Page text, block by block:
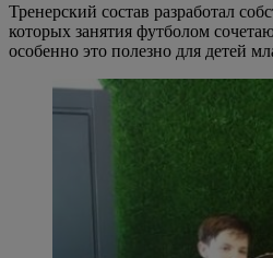
Тренерский состав разработал
которых занятия футболом
особенно это полезно для детей